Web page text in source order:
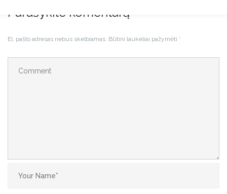
Parašykite komentarą
El. pašto adresas nebus skelbiamas. Būtini laukeliai pažymėti *